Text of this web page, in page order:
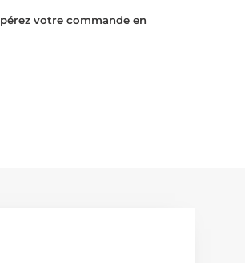
votre commande en